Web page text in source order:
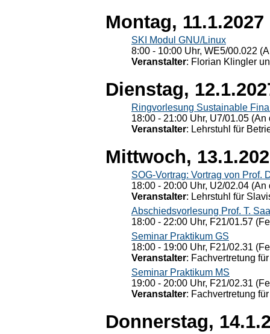
Montag, 11.1.2027
SKI Modul GNU/Linux
8:00 - 10:00 Uhr, WE5/00.022
Veranstalter: Florian Klingler
Dienstag,
Ringvorlesung Sustainable
18:00 - 21:00 Uhr, U7/01.05
Veranstalter: Lehrstuhl für
Mittwoch,
SOG-Vortrag: Vortrag von Prof.
18:00 - 20:00 Uhr, U2/02.04
Veranstalter: Lehrstuhl für
Abschiedsvorlesung Prof. T.
18:00 - 22:00 Uhr, F21/01.57
Seminar Praktikum GS
18:00 - 19:00 Uhr, F21/02.31
Veranstalter: Fachvertretung
Seminar Praktikum MS
19:00 - 20:00 Uhr, F21/02.31
Veranstalter: Fachvertretung
Donnerstag,